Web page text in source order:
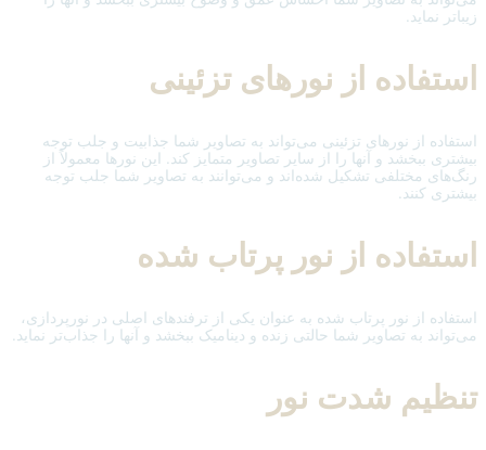
زیباتر نماید.
استفاده از نورهای تزئینی
استفاده از نورهای تزئینی می‌تواند به تصاویر شما جذابیت و جلب توجه
بیشتری ببخشد و آنها را از سایر تصاویر متمایز کند. این نورها معمولاً از
رنگ‌های مختلفی تشکیل شده‌اند و می‌توانند به تصاویر شما جلب توجه
بیشتری کنند.
استفاده از نور پرتاب شده
استفاده از نور پرتاب شده به عنوان یکی از ترفندهای اصلی در نورپردازی،
می‌تواند به تصاویر شما حالتی زنده و دینامیک ببخشد و آنها را جذاب‌تر نماید.
تنظیم شدت نور